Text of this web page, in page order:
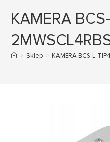
KAMERA
> Sklep > KAMERA BCS-L-